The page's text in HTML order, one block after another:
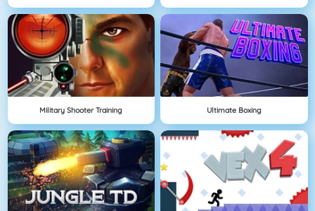
Military Shooter Training Ultimate Boxing